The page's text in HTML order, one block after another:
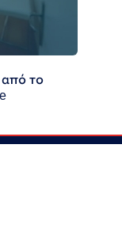
από το